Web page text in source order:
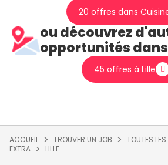
20 offres dans
ou découvrez
opportunités
45 offres à Lille
ACCUEIL TROUVER UN JOB TOUTES LES
EXTRA
LILLE